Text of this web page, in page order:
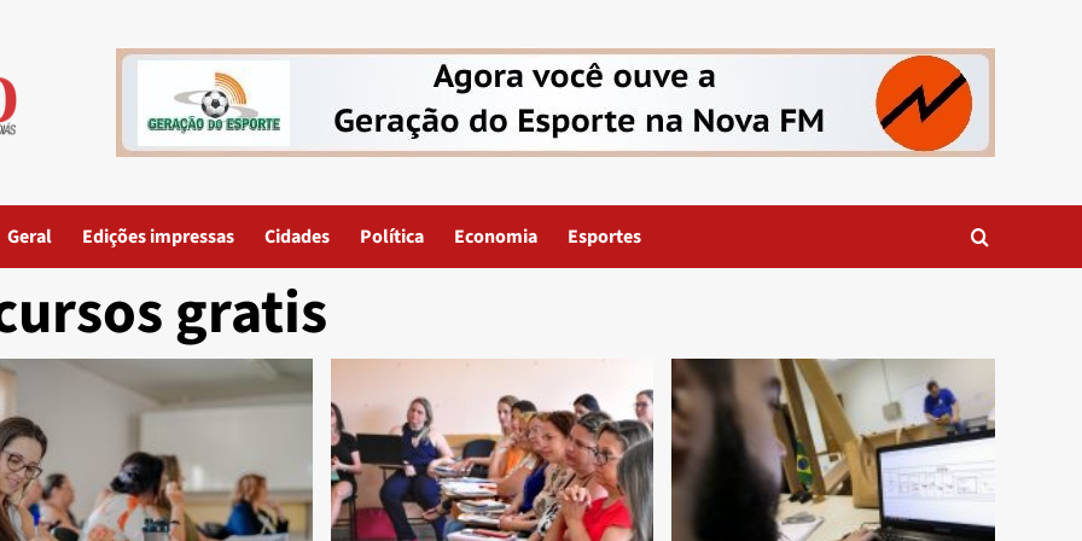
Geral Edições impressas Cidades Política Economia Esportes
gratis